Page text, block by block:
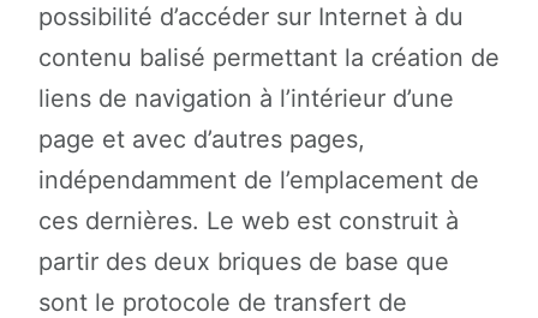
possibilité d’accéder sur Internet à du
contenu balisé permettant la création de
liens de navigation à l’intérieur d’une
page et avec d’autres pages,
indépendamment de l’emplacement de
ces dernières. Le web est construit à
partir des deux briques de base que
sont le protocole de transfert de